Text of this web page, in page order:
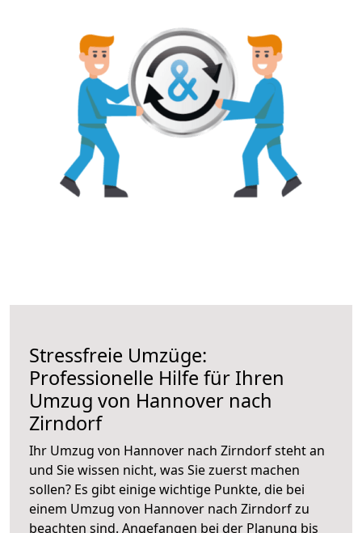
Stressfreie Umzüge:
Professionelle Hilfe für Ihren
Umzug von Hannover nach
Zirndorf
Ihr Umzug von Hannover nach Zirndorf steht an
und Sie wissen nicht, was Sie zuerst machen
sollen? Es gibt einige wichtige Punkte, die bei
einem Umzug von Hannover nach Zirndorf zu
beachten sind. Angefangen bei der Planung bis